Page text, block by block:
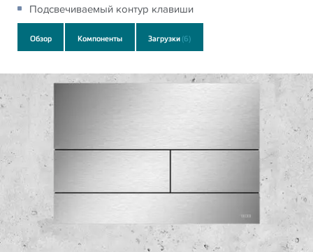
Подсвечиваемый контур клавиши
Обзор Компоненты Загрузки(6)